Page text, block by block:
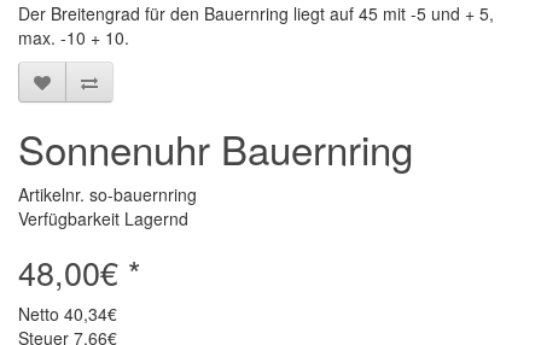
Der Breitengrad für den Bauernring liegt auf 45 mit -5 und + 5,
max. -10 + 10.
Sonnenuhr Bauernring
Artikelnr. so-bauernring
Verfügbarkeit Lagernd
48,00€ *
Netto 40,34€
Steuer 7,66€